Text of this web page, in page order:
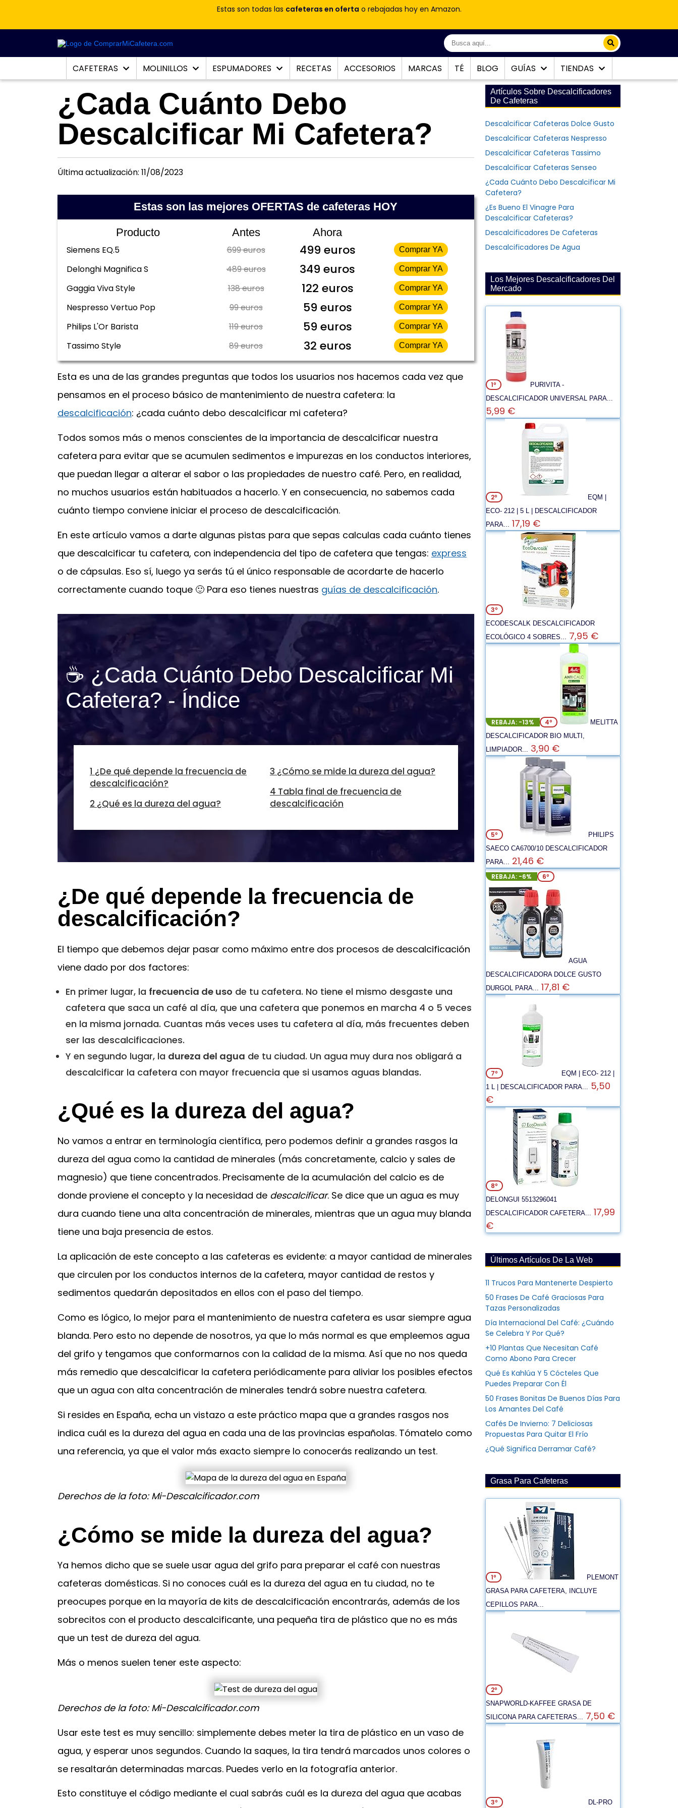
Estas son todas las cafeteras en oferta o rebajadas hoy en Amazon.
CAFETERAS MOLINILLOS ESPUMADORES RECETAS ACCESORIOS MARCAS TÉ BLOG GUÍAS TIENDAS
¿Cada Cuánto Debo
Descalcificar Mi Cafetera?
Última actualización: 11/08/2023
Estas son las mejores OFERTAS de cafeteras HOY
Producto Antes Ahora
Siemens EQ.5 699 euros 499 euros Comprar YA
Delonghi Magnifica S 489 euros 349 euros Comprar YA
Gaggia Viva Style 138 euros 122 euros Comprar YA
Nespresso Vertuo Pop 99 euros 59 euros Comprar YA
Philips L'Or Barista 119 euros 59 euros Comprar YA
Tassimo Style 89 euros 32 euros Comprar YA
Esta es una de las grandes preguntas que todos los usuarios nos hacemos cada vez que
pensamos en el proceso básico de mantenimiento de nuestra cafetera: la
descalcificación: ¿cada cuánto debo descalcificar mi cafetera?
Todos somos más o menos conscientes de la importancia de descalcificar nuestra
cafetera para evitar que se acumulen sedimentos e impurezas en los conductos interiores,
que puedan llegar a alterar el sabor o las propiedades de nuestro café. Pero, en realidad,
no muchos usuarios están habituados a hacerlo. Y en consecuencia, no sabemos cada
cuánto tiempo conviene iniciar el proceso de descalcificación.
En este artículo vamos a darte algunas pistas para que sepas calculas cada cuánto tienes
que descalcificar tu cafetera, con independencia del tipo de cafetera que tengas: express
o de cápsulas. Eso sí, luego ya serás tú el único responsable de acordarte de hacerlo
correctamente cuando toque 🙂 Para eso tienes nuestras guías de descalcificación.
☕ ¿Cada Cuánto Debo Descalcificar Mi
Cafetera? - Índice
1 ¿De qué depende la frecuencia de
descalcificación?
2 ¿Qué es la dureza del agua?
3 ¿Cómo se mide la dureza del agua?
4 Tabla final de frecuencia de
descalcificación
¿De qué depende la frecuencia de
descalcificación?
El tiempo que debemos dejar pasar como máximo entre dos procesos de descalcificación
viene dado por dos factores:
En primer lugar, la frecuencia de uso de tu cafetera. No tiene el mismo desgaste una
cafetera que saca un café al día, que una cafetera que ponemos en marcha 4 o 5 veces
en la misma jornada. Cuantas más veces uses tu cafetera al día, más frecuentes deben
ser las descalcificaciones.
Y en segundo lugar, la dureza del agua de tu ciudad. Un agua muy dura nos obligará a
descalcificar la cafetera con mayor frecuencia que si usamos aguas blandas.
¿Qué es la dureza del agua?
No vamos a entrar en terminología científica, pero podemos definir a grandes rasgos la
dureza del agua como la cantidad de minerales (más concretamente, calcio y sales de
magnesio) que tiene concentrados. Precisamente de la acumulación del calcio es de
donde proviene el concepto y la necesidad de descalcificar. Se dice que un agua es muy
dura cuando tiene una alta concentración de minerales, mientras que un agua muy blanda
tiene una baja presencia de estos.
La aplicación de este concepto a las cafeteras es evidente: a mayor cantidad de minerales
que circulen por los conductos internos de la cafetera, mayor cantidad de restos y
sedimentos quedarán depositados en ellos con el paso del tiempo.
Como es lógico, lo mejor para el mantenimiento de nuestra cafetera es usar siempre agua
blanda. Pero esto no depende de nosotros, ya que lo más normal es que empleemos agua
del grifo y tengamos que conformarnos con la calidad de la misma. Así que no nos queda
más remedio que descalcificar la cafetera periódicamente para aliviar los posibles efectos
que un agua con alta concentración de minerales tendrá sobre nuestra cafetera.
Si resides en España, echa un vistazo a este práctico mapa que a grandes rasgos nos
indica cuál es la dureza del agua en cada una de las provincias españolas. Tómatelo como
una referencia, ya que el valor más exacto siempre lo conocerás realizando un test.
Derechos de la foto: Mi-Descalcificador.com
¿Cómo se mide la dureza del agua?
Ya hemos dicho que se suele usar agua del grifo para preparar el café con nuestras
cafeteras domésticas. Si no conoces cuál es la dureza del agua en tu ciudad, no te
preocupes porque en la mayoría de kits de descalcificación encontrarás, además de los
sobrecitos con el producto descalcificante, una pequeña tira de plástico que no es más
que un test de dureza del agua.
Más o menos suelen tener este aspecto:
Derechos de la foto: Mi-Descalcificador.com
Usar este test es muy sencillo: simplemente debes meter la tira de plástico en un vaso de
agua, y esperar unos segundos. Cuando la saques, la tira tendrá marcados unos colores o
se resaltarán determinadas marcas. Puedes verlo en la fotografía anterior.
Esto constituye el código mediante el cual sabrás cuál es la dureza del agua que acabas
Artículos Sobre Descalcificadores
De Cafeteras
Descalcificar Cafeteras Dolce Gusto
Descalcificar Cafeteras Nespresso
Descalcificar Cafeteras Tassimo
Descalcificar Cafeteras Senseo
¿Cada Cuánto Debo Descalcificar Mi
Cafetera?
¿Es Bueno El Vinagre Para
Descalcificar Cafeteras?
Descalcificadores De Cafeteras
Descalcificadores De Agua
Los Mejores Descalcificadores Del
Mercado
1º
PURIVITA -
DESCALCIFICADOR UNIVERSAL PARA...
5,99 €
2º
EQM |
ECO- 212 | 5 L | DESCALCIFICADOR
PARA... 17,19 €
3º
ECODESCALK DESCALCIFICADOR
ECOLÓGICO 4 SOBRES... 7,95 €
REBAJA: -13% 4º
MELITTA
DESCALCIFICADOR BIO MULTI,
LIMPIADOR... 3,90 €
5º
PHILIPS
SAECO CA6700/10 DESCALCIFICADOR
PARA... 21,46 €
REBAJA: -6% 6º
AGUA
DESCALCIFICADORA DOLCE GUSTO
DURGOL PARA... 17,81 €
7º
EQM | ECO- 212 |
1 L | DESCALCIFICADOR PARA... 5,50
€
8º
DELONGUI 5513296041
DESCALCIFICADOR CAFETERA... 17,99
€
Últimos Artículos De La Web
11 Trucos Para Mantenerte Despierto
50 Frases De Café Graciosas Para
Tazas Personalizadas
Día Internacional Del Café: ¿Cuándo
Se Celebra Y Por Qué?
+10 Plantas Que Necesitan Café
Como Abono Para Crecer
Qué Es Kahlúa Y 5 Cócteles Que
Puedes Preparar Con Él
50 Frases Bonitas De Buenos Días Para
Los Amantes Del Café
Cafés De Invierno: 7 Deliciosas
Propuestas Para Quitar El Frío
¿Qué Significa Derramar Café?
Grasa Para Cafeteras
1º
PLEMONT
GRASA PARA CAFETERA, INCLUYE
CEPILLOS PARA...
2º
SNAPWORLD-KAFFEE GRASA DE
SILICONA PARA CAFETERAS... 7,50 €
3º DL-PRO